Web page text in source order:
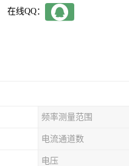
在线QQ：
频率测量范围
电流通道数
电压